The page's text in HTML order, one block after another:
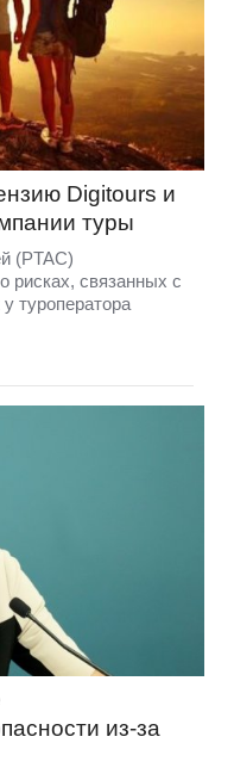
Digitours и
туры
(PTAC)
рисках, связанных с
туроператора
из-за